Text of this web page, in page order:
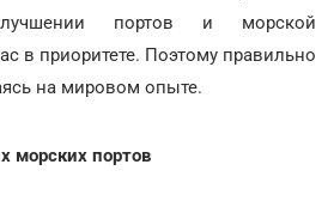
портов и морской
в приоритете. Поэтому правильно
на мировом опыте.
морских портов